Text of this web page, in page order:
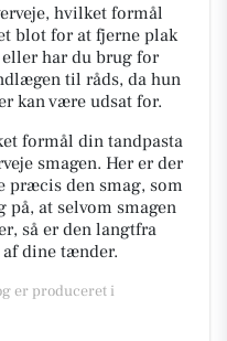
hvilket formål
blot for at fjerne plak
har du brug for
til råds, da hun
kan være udsat for.
formål din tandpasta
smagen. Her er der
den smag, som
på, at selvom smagen
så er den langtfra
dine tænder.
er produceret i